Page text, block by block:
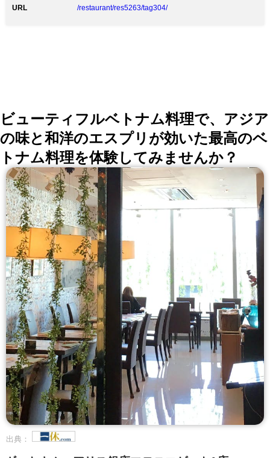
魚介類を仕入れることができる理由 その理由はたった
URL
/restaurant/res5263/tag304/
ビューティフルベトナム料理で、アジア
の味と和洋のエスプリが効いた最高のベ
トナム料理を体験してみませんか？
出典：